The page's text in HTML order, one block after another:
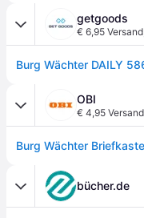
getgoods
€ 6,95 Versand
OBI
€ 4,95 Versand
Burg Wächter
bücher.de